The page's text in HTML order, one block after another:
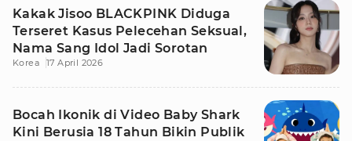
Kakak Jisoo BLACKPINK Diduga
Terseret Kasus Pelecehan Seksual,
Nama Sang Idol Jadi Sorotan
Korea 17 April 2026
Bocah Ikonik di Video Baby Shark
Kini Berusia 18 Tahun Bikin Publik